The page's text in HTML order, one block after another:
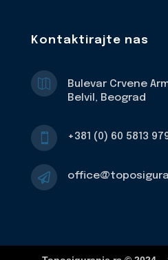
Kontaktirajte nas

Bulevar Crvene
Belvil, Beograd
 +381 (0) 60 5813
